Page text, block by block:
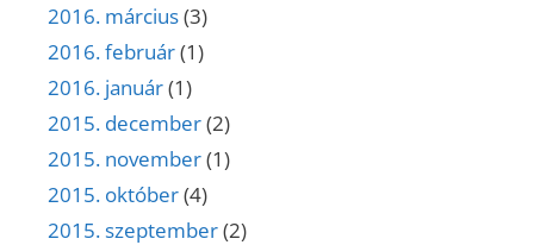
2016. március(3)
2016. február(1)
2016. január(1)
2015. december(2)
2015. november(1)
2015. október(4)
2015. szeptember(2)